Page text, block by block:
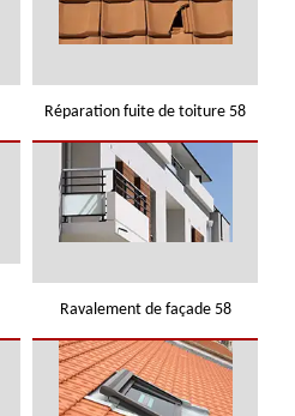
Réparation fuite de toiture 58
Ravalement de façade 58